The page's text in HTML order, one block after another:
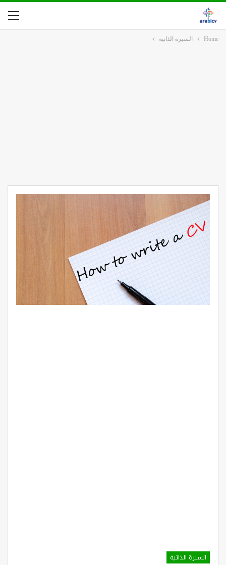
Home السيرة الذاتية
السيرة الذاتية